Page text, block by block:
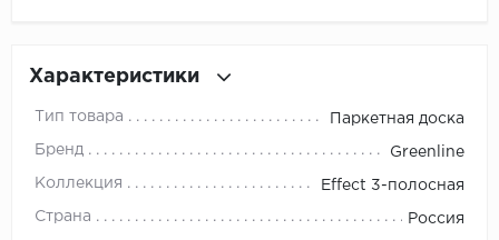
Moduleo
Next Step
Характеристики
Тип товара Паркетная доска
Бренд Greenline
Коллекция Effect 3-полосная
Страна Россия